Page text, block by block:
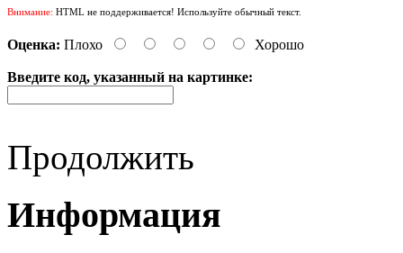
Внимание: HTML не поддерживается! Используйте обычный текст.
Оценка: Плохо Хорошо
Введите код, указанный на картинке:
Продолжить
Информация